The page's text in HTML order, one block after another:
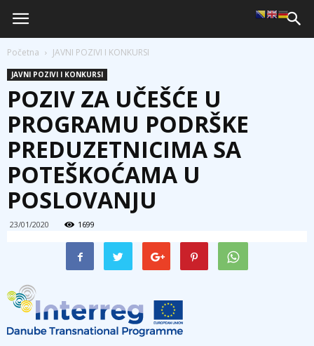
Početna JAVNI POZIVI I KONKURSI
JAVNI POZIVI I KONKURSI
POZIV ZA UČEŠĆE U
PROGRAMU PODRŠKE
PREDUZETNICIMA SA
POTEŠKOĆAMA U
POSLOVANJU
23/01/2020 1699